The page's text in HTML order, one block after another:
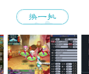
面，就带各位少侠